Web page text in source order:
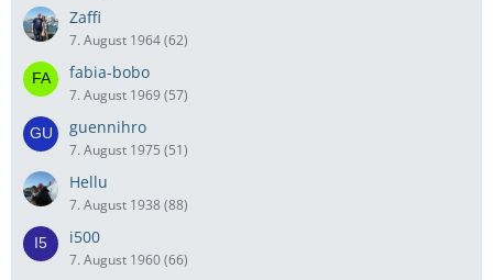
Zaffi
7. August 1964 (62)
fabia-bobo
7. August 1969 (57)
guennihro
7. August 1975 (51)
Hellu
7. August 1938 (88)
i500
7. August 1960 (66)